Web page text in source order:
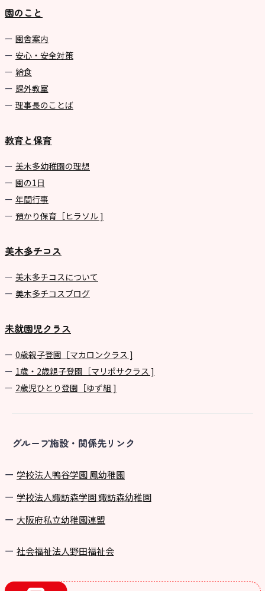
園のこと
園舎案内
安心・安全対策
給食
課外教室
理事長のことば
教育と保育
美⽊多幼稚園の理想
園の1⽇
年間⾏事
預かり保育［ヒラソル ]
美木多チコス
美⽊多チコスについて
美⽊多チコスブログ
未就園児クラス
0歳親子登園［マカロンクラス ]
1歳・2歳親子登園［マリポサクラス ]
2歳児ひとり登園［ゆず組 ]
グループ施設・関係先リンク
学校法⼈鴨⾕学園 鳳幼稚園
学校法⼈諏訪森学園 諏訪森幼稚園
⼤阪府私⽴幼稚園連盟
社会福祉法人野田福祉会